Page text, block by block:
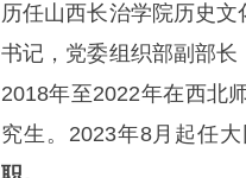
历任山西长治学院历史
书记，党委组织部副部
2018年至2022年在西北
究生。2023年8月起任